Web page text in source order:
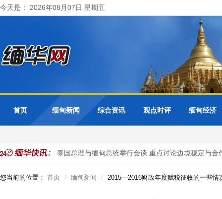
今天是： 2026年08月07日 星期五
首页 缅甸新闻 综合资讯 观点时评 缅甸经济
民被抓获 泰国总理与缅甸总统举行会谈 重点讨论边境稳定与合作
您当前的位置： 首页 缅甸新闻 2015—2016财政年度赋税征收的一些情